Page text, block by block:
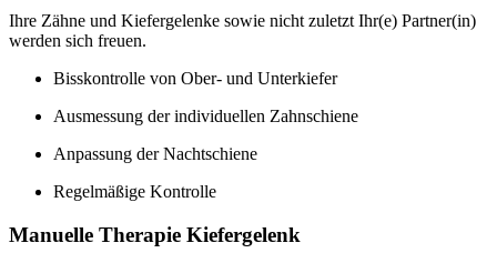
Ihre Zähne und Kiefergelenke sowie nicht zuletzt Ihr(e) Partner(in)
werden sich freuen.
Bisskontrolle von Ober- und Unterkiefer
Ausmessung der individuellen Zahnschiene
Anpassung der Nachtschiene
Regelmäßige Kontrolle
Manuelle Therapie Kiefergelenk